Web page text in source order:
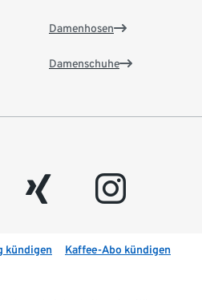
Damenhosen
Damenschuhe
xing instagram
kündigen Kaffee-Abo kündigen